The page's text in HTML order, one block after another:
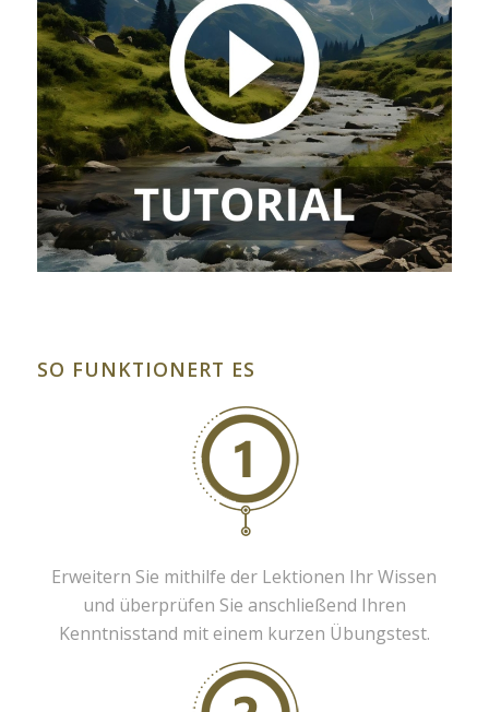
SO FUNKTIONERT ES
Erweitern Sie mithilfe der Lektionen Ihr Wissen
und überprüfen Sie anschließend Ihren
Kenntnisstand mit einem kurzen Übungstest.